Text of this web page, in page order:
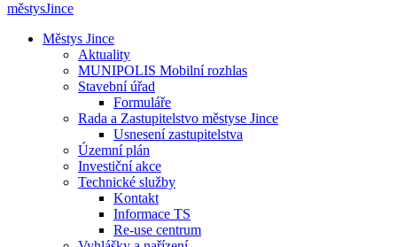
městysJince
Městys Jince
Aktuality
MUNIPOLIS Mobilní rozhlas
Stavební úřad
Formuláře
Rada a Zastupitelstvo městyse Jince
Usnesení zastupitelstva
Územní plán
Investiční akce
Technické služby
Kontakt
Informace TS
Re-use centrum